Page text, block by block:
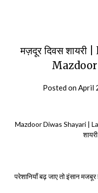
मज़दूर दिवस
Posted onApril
Mazdoor Diwas Shayari |
परेशानियाँ बढ़ जाए तो इंसान